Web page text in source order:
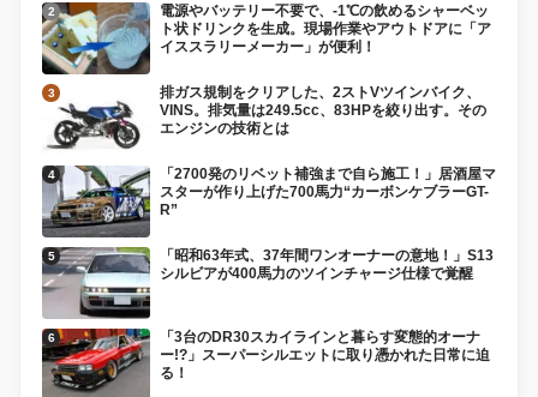
電源やバッテリー不要で、-1℃の飲めるシャーベッ
ト状ドリンクを生成。現場作業やアウトドアに「ア
イススラリーメーカー」が便利！
排ガス規制をクリアした、2ストVツインバイク、
VINS。排気量は249.5cc、83HPを絞り出す。その
エンジンの技術とは
「2700発のリベット補強まで自ら施工！」居酒屋マ
スターが作り上げた700馬力“カーボンケブラーGT-
R”
「昭和63年式、37年間ワンオーナーの意地！」S13
シルビアが400馬力のツインチャージ仕様で覚醒
「3台のDR30スカイラインと暮らす変態的オーナ
ー!?」スーパーシルエットに取り憑かれた日常に迫
る！